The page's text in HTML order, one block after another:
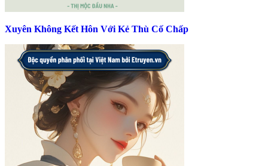
Xuyên Không Kết Hôn Với Kẻ Thù Cố Chấp